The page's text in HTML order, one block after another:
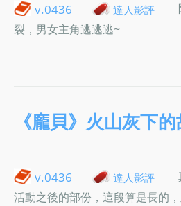
v.0436 達人影評
裂，男女主角逃逃逃~
《龐貝》火山灰下
v.0436 達人影評
活動之後的部份，這段算是長的